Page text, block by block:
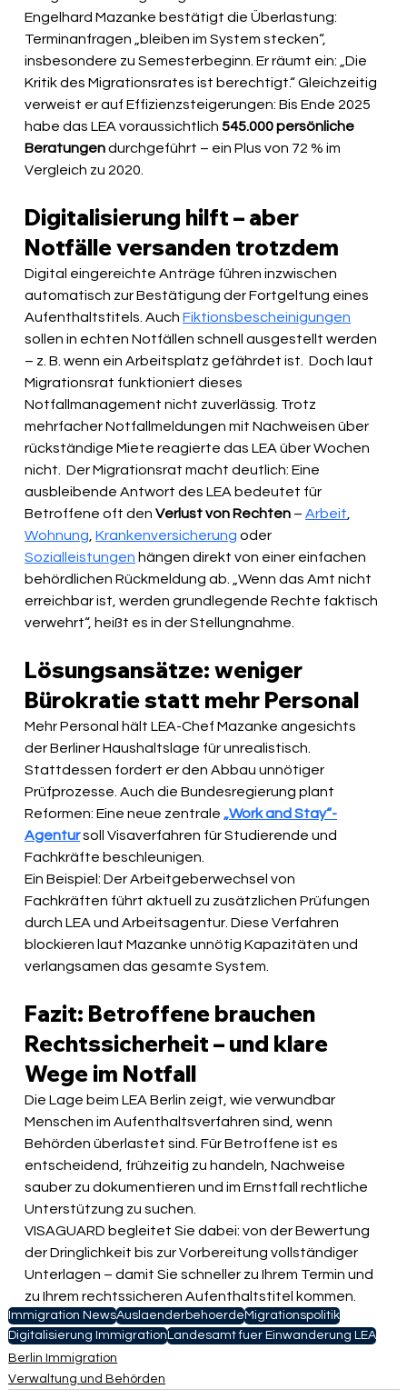
Engelhard Mazanke bestätigt die Überlastung:
Terminanfragen „bleiben im System stecken“,
insbesondere zu Semesterbeginn. Er räumt ein: „Die
Kritik des Migrationsrates ist berechtigt.“ Gleichzeitig
verweist er auf Effizienzsteigerungen: Bis Ende 2025
habe das LEA voraussichtlich 545.000 persönliche
Beratungen durchgeführt – ein Plus von 72 % im
Vergleich zu 2020.
Digitalisierung hilft – aber
Notfälle versanden trotzdem
Digital eingereichte Anträge führen inzwischen
automatisch zur Bestätigung der Fortgeltung eines
Aufenthaltstitels. Auch Fiktionsbescheinigungen
sollen in echten Notfällen schnell ausgestellt werden
– z. B. wenn ein Arbeitsplatz gefährdet ist.  Doch laut
Migrationsrat funktioniert dieses
Notfallmanagement nicht zuverlässig. Trotz
mehrfacher Notfallmeldungen mit Nachweisen über
rückständige Miete reagierte das LEA über Wochen
nicht.  Der Migrationsrat macht deutlich: Eine
ausbleibende Antwort des LEA bedeutet für
Betroffene oft den Verlust von Rechten – Arbeit
Wohnung , Krankenversicherung oder
Sozialleistungen hängen direkt von einer einfachen
behördlichen Rückmeldung ab. „Wenn das Amt nicht
erreichbar ist, werden grundlegende Rechte faktisch
verwehrt“, heißt es in der Stellungnahme.
Lösungsansätze: weniger
Bürokratie statt mehr Personal
Mehr Personal hält LEA-Chef Mazanke angesichts
der Berliner Haushaltslage für unrealistisch.
Stattdessen fordert er den Abbau unnötiger
Prüfprozesse. Auch die Bundesregierung plant
Reformen: Eine neue zentrale „Work and Stay“-
Agentur soll Visaverfahren für Studierende und
Fachkräfte beschleunigen.
Ein Beispiel: Der Arbeitgeberwechsel von
Fachkräften führt aktuell zu zusätzlichen Prüfungen
durch LEA und Arbeitsagentur. Diese Verfahren
blockieren laut Mazanke unnötig Kapazitäten und
verlangsamen das gesamte System.
Fazit: Betroffene brauchen
Rechtssicherheit – und klare
Wege im Notfall
Die Lage beim LEA Berlin zeigt, wie verwundbar
Menschen im Aufenthaltsverfahren sind, wenn
Behörden überlastet sind. Für Betroffene ist es
entscheidend, frühzeitig zu handeln, Nachweise
sauber zu dokumentieren und im Ernstfall rechtliche
Unterstützung zu suchen.
VISAGUARD begleitet Sie dabei: von der Bewertung
der Dringlichkeit bis zur Vorbereitung vollständiger
Unterlagen – damit Sie schneller zu Ihrem Termin und
zu Ihrem rechtssicheren Aufenthaltstitel kommen.
Immigration NewsAuslaenderbehoerde Migrationspolitik
Digitalisierung Immigration Landesamt fuer Einwanderung LEA
Berlin Immigration
Verwaltung und Behörden